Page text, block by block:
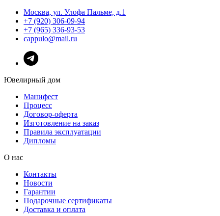
Москва, ул. Улофа Пальме, д.1
+7 (920) 306-09-94
+7 (965) 336-93-53
cappulo@mail.ru
Ювелирный дом
Манифест
Процесс
Договор-оферта
Изготовление на заказ
Правила эксплуатации
Дипломы
О нас
Контакты
Новости
Гарантии
Подарочные сертификаты
Доставка и оплата